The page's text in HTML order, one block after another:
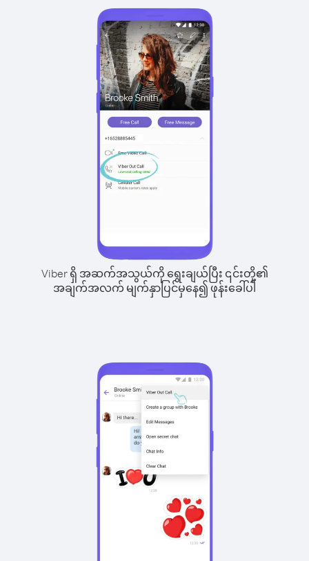
Viber ရှိ အဆက်အသွယ်ကို ရွေးချယ်ပြီး ၎င်းတို့၏
အချက်အလက် မျက်နှာပြင်မှနေ၍ ဖုန်းခေါ်ပါ